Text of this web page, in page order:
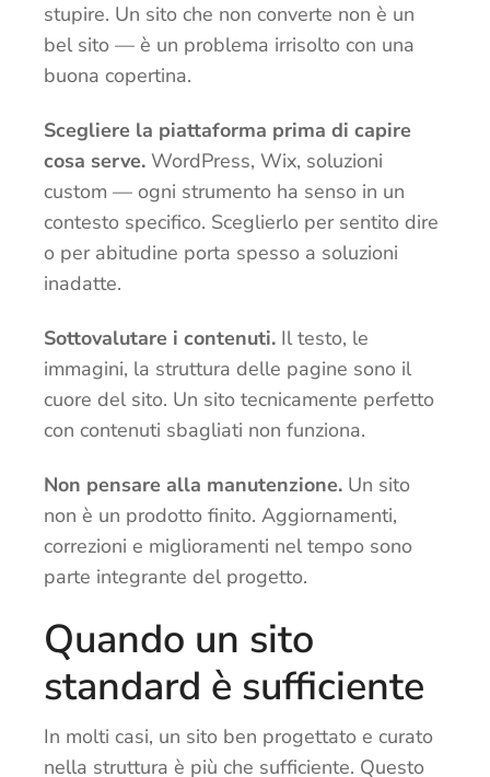
stupire. Un sito che non converte non è un
bel sito — è un problema irrisolto con una
buona copertina.
Scegliere la piattaforma prima di capire
cosa serve. WordPress, Wix, soluzioni
custom — ogni strumento ha senso in un
contesto specifico. Sceglierlo per sentito dire
o per abitudine porta spesso a soluzioni
inadatte.
Sottovalutare i contenuti. Il testo, le
immagini, la struttura delle pagine sono il
cuore del sito. Un sito tecnicamente perfetto
con contenuti sbagliati non funziona.
Non pensare alla manutenzione. Un sito
non è un prodotto finito. Aggiornamenti,
correzioni e miglioramenti nel tempo sono
parte integrante del progetto.
Quando un sito
standard è sufficiente
In molti casi, un sito ben progettato e curato
nella struttura è più che sufficiente. Questo